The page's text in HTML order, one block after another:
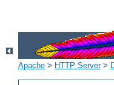
Apache > HTTP Server>